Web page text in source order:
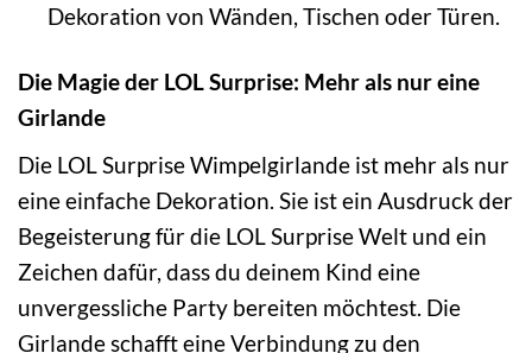
Dekoration von Wänden, Tischen oder Türen.
Die Magie der LOL Surprise: Mehr als nur eine
Girlande
Die LOL Surprise Wimpelgirlande ist mehr als nur
eine einfache Dekoration. Sie ist ein Ausdruck der
Begeisterung für die LOL Surprise Welt und ein
Zeichen dafür, dass du deinem Kind eine
unvergessliche Party bereiten möchtest. Die
Girlande schafft eine Verbindung zu den